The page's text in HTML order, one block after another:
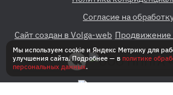
Мы используем cookie и Яндекс Метрику для
улучшения сайта. Подробнее — в политике
персональных данных.
Согласие на
Сайт создан в Volga-web Продвижение